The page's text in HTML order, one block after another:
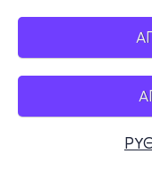
Mobile app